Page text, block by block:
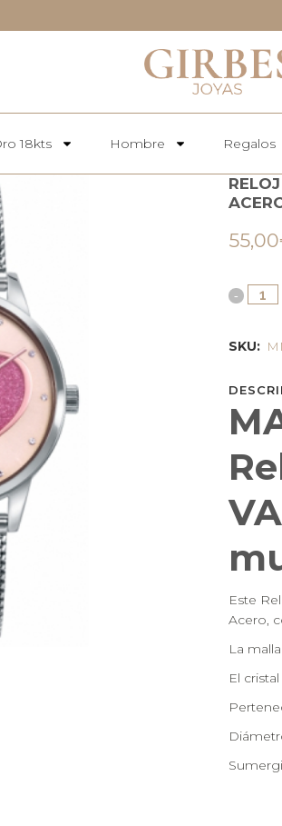
18kts Hombre Regalos
55,00
SKU:
Este
Acero,
La
El